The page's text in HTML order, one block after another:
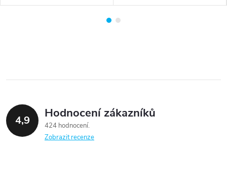
4,9 Hodnocení zákazníků
424 hodnocení
Zobrazit recenze